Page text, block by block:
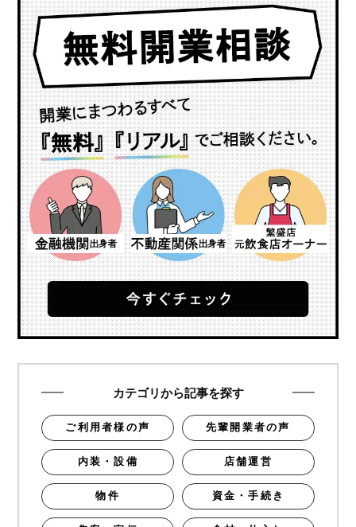
カテゴリから記事を探す
ご利用者様の声 先輩開業者の声
内装・設備 店舗運営
物件 資金・手続き